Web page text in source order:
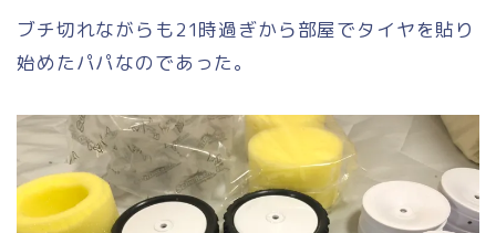
ブチ切れながらも21時過ぎから部屋でタイヤを貼り
始めたパパなのであった。